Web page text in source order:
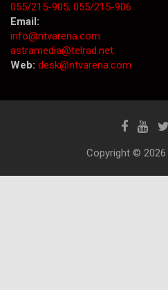
055/215-905; 055/215-906
Email:
info@ntvarena.com
astramedia@telrad.net
Web: desk@ntvarena.com
Copyright © 2026